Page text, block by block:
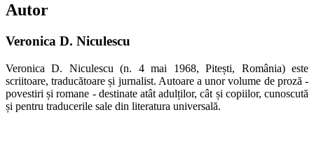
Autor
Veronica D. Niculescu
Veronica D. Niculescu (n. 4 mai 1968, Pitești, România) este
scriitoare, traducătoare și jurnalist. Autoare a unor volume de proză -
povestiri și romane - destinate atât adulților, cât și copiilor, cunoscută
și pentru traducerile sale din literatura universală.